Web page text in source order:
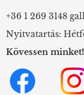
+36 1 269 3148
Nyitvatartás:
Kövessen minket!